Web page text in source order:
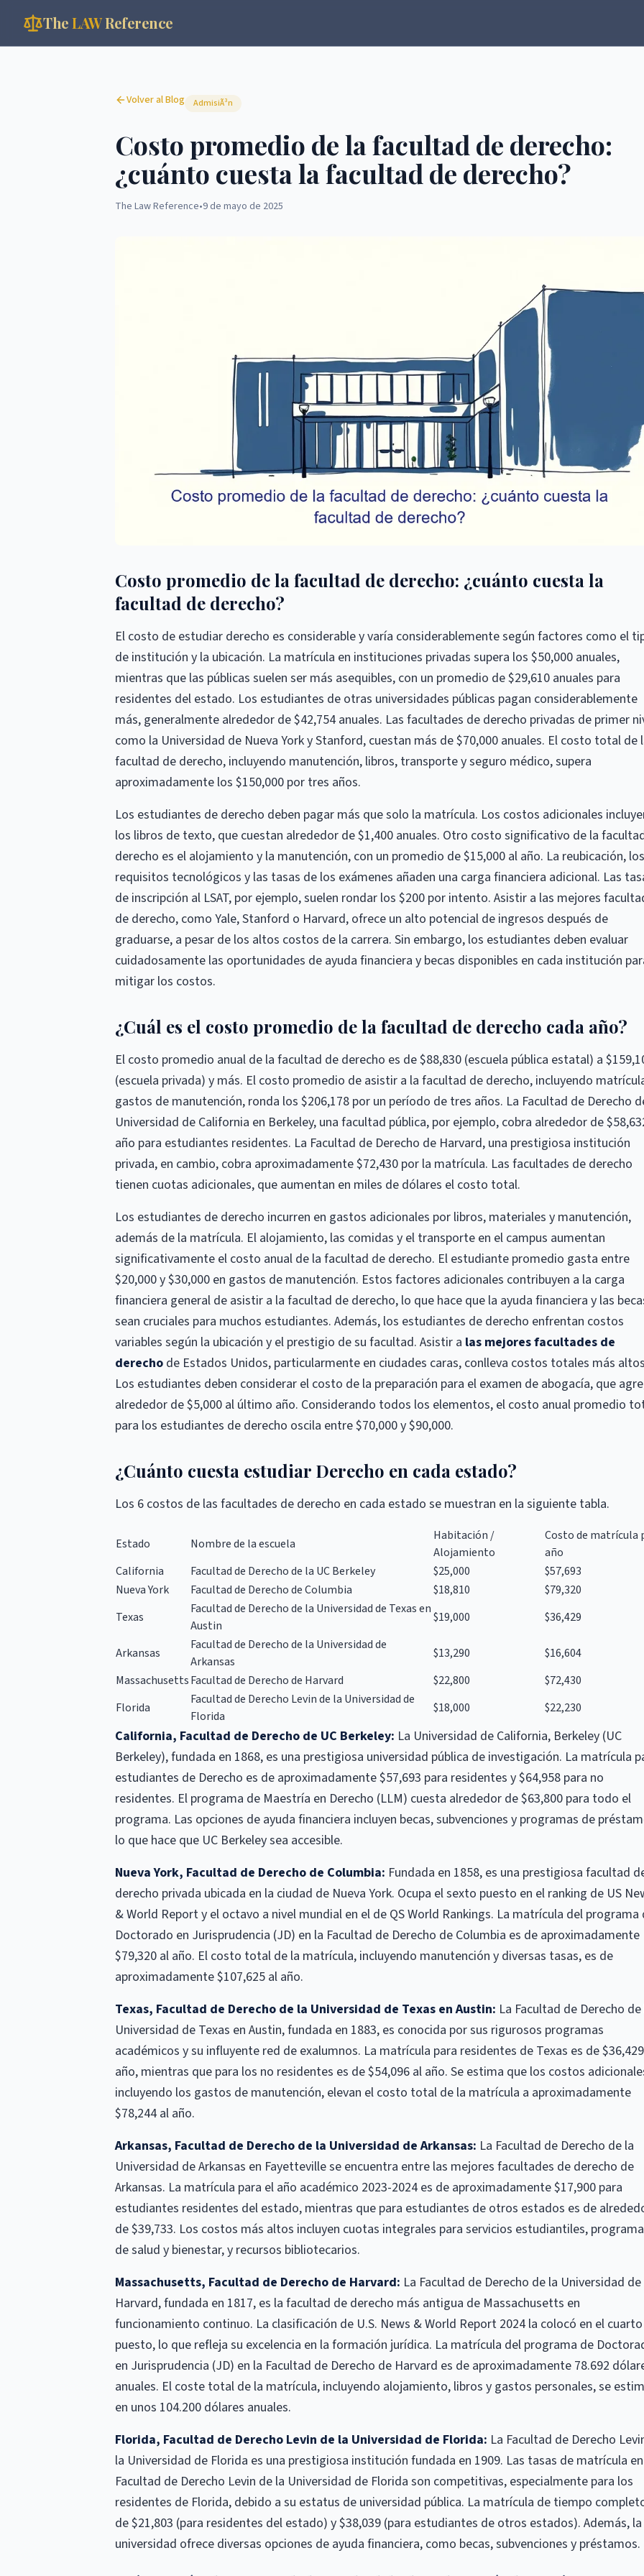
TheLAWReference
Volver al Blog AdmisiÃ³n
Costo promedio de la facultad de derecho:
¿cuánto cuesta la facultad de derecho?
The Law Reference•9 de mayo de 2025
Costo promedio de la facultad de derecho: ¿cuánto cuesta la
facultad de derecho?
El costo de estudiar derecho es considerable y varía considerablemente según factores como el
de institución y la ubicación. La matrícula en instituciones privadas supera los $50,000 anuales,
mientras que las públicas suelen ser más asequibles, con un promedio de $29,610 anuales para
residentes del estado. Los estudiantes de otras universidades públicas pagan considerablemente
más, generalmente alrededor de $42,754 anuales. Las facultades de derecho privadas de primer
como la Universidad de Nueva York y Stanford, cuestan más de $70,000 anuales. El costo total de
facultad de derecho, incluyendo manutención, libros, transporte y seguro médico, supera
aproximadamente los $150,000 por tres años.
Los estudiantes de derecho deben pagar más que solo la matrícula. Los costos adicionales
los libros de texto, que cuestan alrededor de $1,400 anuales. Otro costo significativo de la
derecho es el alojamiento y la manutención, con un promedio de $15,000 al año. La reubicación, los
requisitos tecnológicos y las tasas de los exámenes añaden una carga financiera adicional. Las
de inscripción al LSAT, por ejemplo, suelen rondar los $200 por intento. Asistir a las mejores
de derecho, como Yale, Stanford o Harvard, ofrece un alto potencial de ingresos después de
graduarse, a pesar de los altos costos de la carrera. Sin embargo, los estudiantes deben evaluar
cuidadosamente las oportunidades de ayuda financiera y becas disponibles en cada institución
mitigar los costos.
¿Cuál es el costo promedio de la facultad de derecho cada año?
El costo promedio anual de la facultad de derecho es de $88,830 (escuela pública estatal) a
(escuela privada) y más. El costo promedio de asistir a la facultad de derecho, incluyendo
gastos de manutención, ronda los $206,178 por un período de tres años. La Facultad de Derecho
Universidad de California en Berkeley, una facultad pública, por ejemplo, cobra alrededor de
año para estudiantes residentes. La Facultad de Derecho de Harvard, una prestigiosa institución
privada, en cambio, cobra aproximadamente $72,430 por la matrícula. Las facultades de derecho
tienen cuotas adicionales, que aumentan en miles de dólares el costo total.
Los estudiantes de derecho incurren en gastos adicionales por libros, materiales y manutención,
además de la matrícula. El alojamiento, las comidas y el transporte en el campus aumentan
significativamente el costo anual de la facultad de derecho. El estudiante promedio gasta entre
$20,000 y $30,000 en gastos de manutención. Estos factores adicionales contribuyen a la carga
financiera general de asistir a la facultad de derecho, lo que hace que la ayuda financiera y las
sean cruciales para muchos estudiantes. Además, los estudiantes de derecho enfrentan costos
variables según la ubicación y el prestigio de su facultad. Asistir a las mejores facultades de
derecho de Estados Unidos, particularmente en ciudades caras, conlleva costos totales más
Los estudiantes deben considerar el costo de la preparación para el examen de abogacía, que
alrededor de $5,000 al último año. Considerando todos los elementos, el costo anual promedio
para los estudiantes de derecho oscila entre $70,000 y $90,000.
¿Cuánto cuesta estudiar Derecho en cada estado?
Los 6 costos de las facultades de derecho en cada estado se muestran en la siguiente tabla.
Estado Nombre de la escuela
Habitación /
Alojamiento
Costo de matrícula
año
California
Facultad de Derecho de la UC Berkeley $25,000
$57,693
Nueva York
Facultad de Derecho de Columbia $18,810
$79,320
Texas
Facultad de Derecho de la Universidad de Texas en
Austin
$19,000 $36,429
Arkansas
Facultad de Derecho de la Universidad de
Arkansas
$13,290
$16,604
MassachusettsFacultad de Derecho de Harvard $22,800
$72,430
Florida
Facultad de Derecho Levin de la Universidad de
Florida
$18,000 $22,230
California, Facultad de Derecho de UC Berkeley: La Universidad de California, Berkeley (UC
Berkeley), fundada en 1868, es una prestigiosa universidad pública de investigación. La matrícula
estudiantes de Derecho es de aproximadamente $57,693 para residentes y $64,958 para no
residentes. El programa de Maestría en Derecho (LLM) cuesta alrededor de $63,800 para todo el
programa. Las opciones de ayuda financiera incluyen becas, subvenciones y programas de
lo que hace que UC Berkeley sea accesible.
Nueva York, Facultad de Derecho de Columbia: Fundada en 1858, es una prestigiosa facultad
derecho privada ubicada en la ciudad de Nueva York. Ocupa el sexto puesto en el ranking de US
& World Report y el octavo a nivel mundial en el de QS World Rankings. La matrícula del programa
Doctorado en Jurisprudencia (JD) en la Facultad de Derecho de Columbia es de aproximadamente
$79,320 al año. El costo total de la matrícula, incluyendo manutención y diversas tasas, es de
aproximadamente $107,625 al año.
Texas, Facultad de Derecho de la Universidad de Texas en Austin: La Facultad de Derecho de
Universidad de Texas en Austin, fundada en 1883, es conocida por sus rigurosos programas
académicos y su influyente red de exalumnos. La matrícula para residentes de Texas es de
año, mientras que para los no residentes es de $54,096 al año. Se estima que los costos
incluyendo los gastos de manutención, elevan el costo total de la matrícula a aproximadamente
$78,244 al año.
Arkansas, Facultad de Derecho de la Universidad de Arkansas: La Facultad de Derecho de la
Universidad de Arkansas en Fayetteville se encuentra entre las mejores facultades de derecho de
Arkansas. La matrícula para el año académico 2023-2024 es de aproximadamente $17,900 para
estudiantes residentes del estado, mientras que para estudiantes de otros estados es de
de $39,733. Los costos más altos incluyen cuotas integrales para servicios estudiantiles,
de salud y bienestar, y recursos bibliotecarios.
Massachusetts, Facultad de Derecho de Harvard: La Facultad de Derecho de la Universidad de
Harvard, fundada en 1817, es la facultad de derecho más antigua de Massachusetts en
funcionamiento continuo. La clasificación de U.S. News & World Report 2024 la colocó en el cuarto
puesto, lo que refleja su excelencia en la formación jurídica. La matrícula del programa de
en Jurisprudencia (JD) en la Facultad de Derecho de Harvard es de aproximadamente 78.692
anuales. El coste total de la matrícula, incluyendo alojamiento, libros y gastos personales, se
en unos 104.200 dólares anuales.
Florida, Facultad de Derecho Levin de la Universidad de Florida: La Facultad de Derecho
la Universidad de Florida es una prestigiosa institución fundada en 1909. Las tasas de matrícula
Facultad de Derecho Levin de la Universidad de Florida son competitivas, especialmente para los
residentes de Florida, debido a su estatus de universidad pública. La matrícula de tiempo
de $21,803 (para residentes del estado) y $38,039 (para estudiantes de otros estados). Además, la
universidad ofrece diversas opciones de ayuda financiera, como becas, subvenciones y préstamos.